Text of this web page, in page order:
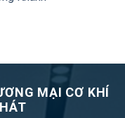
MẠI CƠ KHÍ